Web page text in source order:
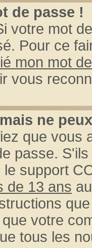
de passe !
votre mot
Pour ce
mon mot
vous
ne
que vous
passe.
support
de 13 ans
votre
tous les